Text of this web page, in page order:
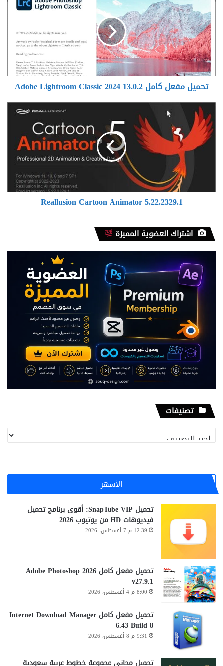
كامل
Adobe
Lightroom
Classic
2024
13.0.2
تحميل مفعل كامل Adobe Lightroom Classic 2024 13.0.2
Reallusion
Cartoon
Animator
5.22.2329.1
Reallusion Cartoon Animator 5.22.2329.1
اشتراك العضوية المميزة
تصنيفات
تصنيفات
الأشهر
تحميل SnapTube VIP: أقوى برنامج تحميل
فيديوهات HD من يوتيوب 2026
12:39 م 7 أغسطس، 2026
تحميل مفعل كامل Adobe Photoshop 2026
v27.9.1
8:00 م 4 أغسطس، 2026
تحميل مفعل كامل Internet Download Manager
6.43 Build 8
9:31 م 8 أغسطس، 2026
تحميل مجاني مجموعة خطوط عربية سعودية